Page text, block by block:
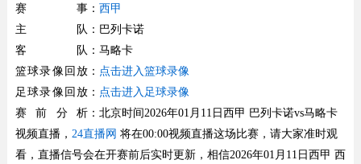
赛事： 西甲
主队 ：巴列卡诺
客队 ：马略卡
篮球录像回放： 点击进入篮球录像
足球录像回放： 点击进入足球录像
赛前分析：北京时间2026年01月11日西甲 巴列卡诺vs马略卡
视频直播， 24直播网 将在00:00视频直播这场比赛，请大家准时观
看，直播信号会在开赛前后实时更新，相信2026年01月11日西甲 西